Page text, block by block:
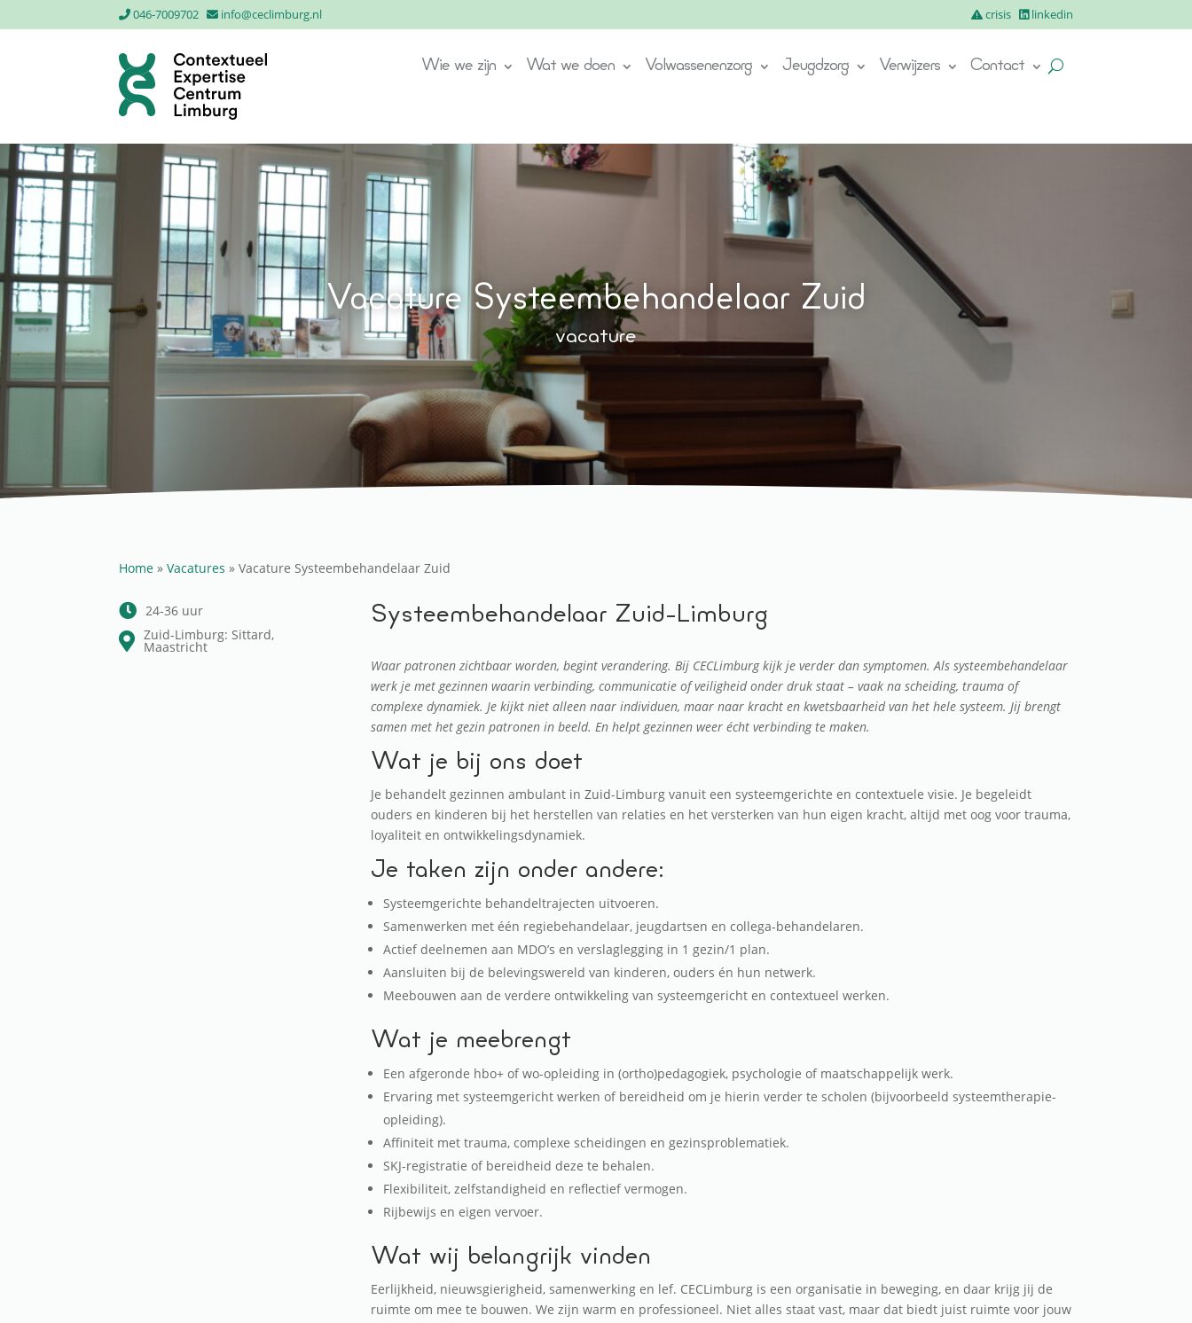
046-7009702 info@ceclimburg.nl crisis linkedin
Wie we zijn Wat we doen Volwassenenzorg Jeugdzorg Verwijzers Contact
Vacature Systeembehandelaar Zuid
vacature
Home »Vacatures »Vacature Systeembehandelaar Zuid
24-36 uur
Zuid-Limburg: Sittard,
Maastricht
Systeembehandelaar Zuid-Limburg
Waar patronen zichtbaar worden, begint verandering. Bij CECLimburg kijk je verder dan symptomen. Als systeembehandelaar
werk je met gezinnen waarin verbinding, communicatie of veiligheid onder druk staat – vaak na scheiding, trauma of
complexe dynamiek. Je kijkt niet alleen naar individuen, maar naar kracht en kwetsbaarheid van het hele systeem. Jij brengt
samen met het gezin patronen in beeld. En helpt gezinnen weer écht verbinding te maken.
Wat je bij ons doet
Je behandelt gezinnen ambulant in Zuid-Limburg vanuit een systeemgerichte en contextuele visie. Je begeleidt
ouders en kinderen bij het herstellen van relaties en het versterken van hun eigen kracht, altijd met oog voor trauma,
loyaliteit en ontwikkelingsdynamiek.
Je taken zijn onder andere:
Systeemgerichte behandeltrajecten uitvoeren.
Samenwerken met één regiebehandelaar, jeugdartsen en collega-behandelaren.
Actief deelnemen aan MDO’s en verslaglegging in 1 gezin/1 plan.
Aansluiten bij de belevingswereld van kinderen, ouders én hun netwerk.
Meebouwen aan de verdere ontwikkeling van systeemgericht en contextueel werken.
Wat je meebrengt
Een afgeronde hbo+ of wo-opleiding in (ortho)pedagogiek, psychologie of maatschappelijk werk.
Ervaring met systeemgericht werken of bereidheid om je hierin verder te scholen (bijvoorbeeld systeemtherapie-
opleiding).
Affiniteit met trauma, complexe scheidingen en gezinsproblematiek.
SKJ-registratie of bereidheid deze te behalen.
Flexibiliteit, zelfstandigheid en reflectief vermogen.
Rijbewijs en eigen vervoer.
Wat wij belangrijk vinden
Eerlijkheid, nieuwsgierigheid, samenwerking en lef. CECLimburg is een organisatie in beweging, en daar krijg jij de
ruimte om mee te bouwen. We zijn warm en professioneel. Niet alles staat vast, maar dat biedt juist ruimte voor jouw